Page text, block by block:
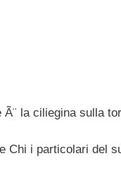
la ciliegina sulla
Chi i particolari del